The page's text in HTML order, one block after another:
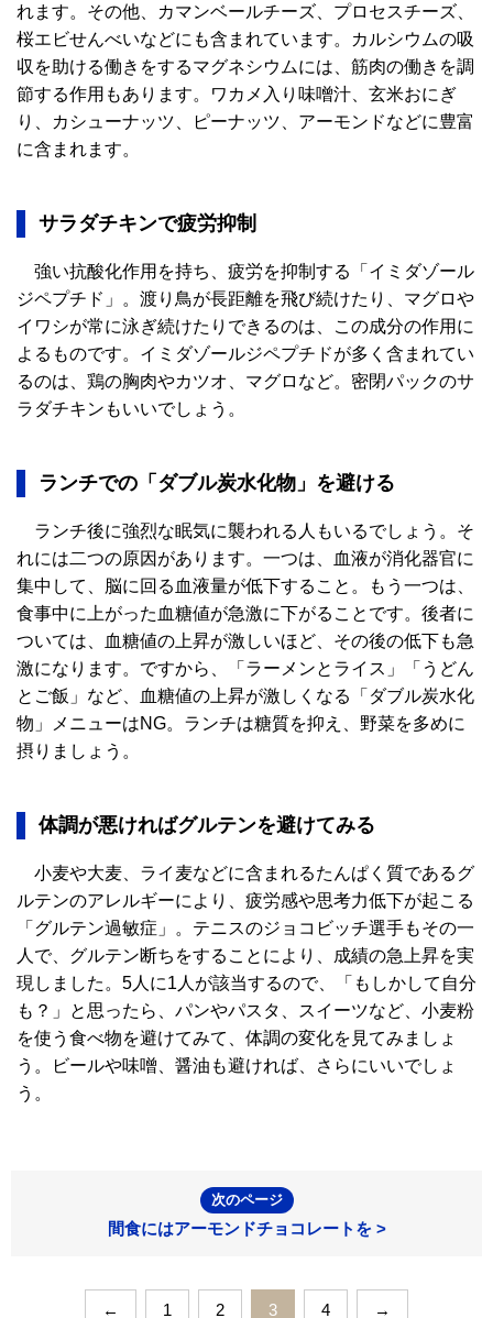
れます。その他、カマンベールチーズ、プロセスチーズ、
桜エビせんべいなどにも含まれています。カルシウムの吸
収を助ける働きをするマグネシウムには、筋肉の働きを調
節する作用もあります。ワカメ入り味噌汁、玄米おにぎ
り、カシューナッツ、ピーナッツ、アーモンドなどに豊富
に含まれます。
サラダチキンで疲労抑制
強い抗酸化作用を持ち、疲労を抑制する「イミダゾール
ジペプチド」。渡り鳥が長距離を飛び続けたり、マグロや
イワシが常に泳ぎ続けたりできるのは、この成分の作用に
よるものです。イミダゾールジペプチドが多く含まれてい
るのは、鶏の胸肉やカツオ、マグロなど。密閉パックのサ
ラダチキンもいいでしょう。
ランチでの「ダブル炭水化物」を避ける
ランチ後に強烈な眠気に襲われる人もいるでしょう。そ
れには二つの原因があります。一つは、血液が消化器官に
集中して、脳に回る血液量が低下すること。もう一つは、
食事中に上がった血糖値が急激に下がることです。後者に
ついては、血糖値の上昇が激しいほど、その後の低下も急
激になります。ですから、「ラーメンとライス」「うどん
とご飯」など、血糖値の上昇が激しくなる「ダブル炭水化
物」メニューはNG。ランチは糖質を抑え、野菜を多めに
摂りましょう。
体調が悪ければグルテンを避けてみる
小麦や大麦、ライ麦などに含まれるたんぱく質であるグ
ルテンのアレルギーにより、疲労感や思考力低下が起こる
「グルテン過敏症」。テニスのジョコビッチ選手もその一
人で、グルテン断ちをすることにより、成績の急上昇を実
現しました。5人に1人が該当するので、「もしかして自分
も？」と思ったら、パンやパスタ、スイーツなど、小麦粉
を使う食べ物を避けてみて、体調の変化を見てみましょ
う。ビールや味噌、醤油も避ければ、さらにいいでしょ
う。
次のページ
間食にはアーモンドチョコレートを >
← 1 2 3 4 →